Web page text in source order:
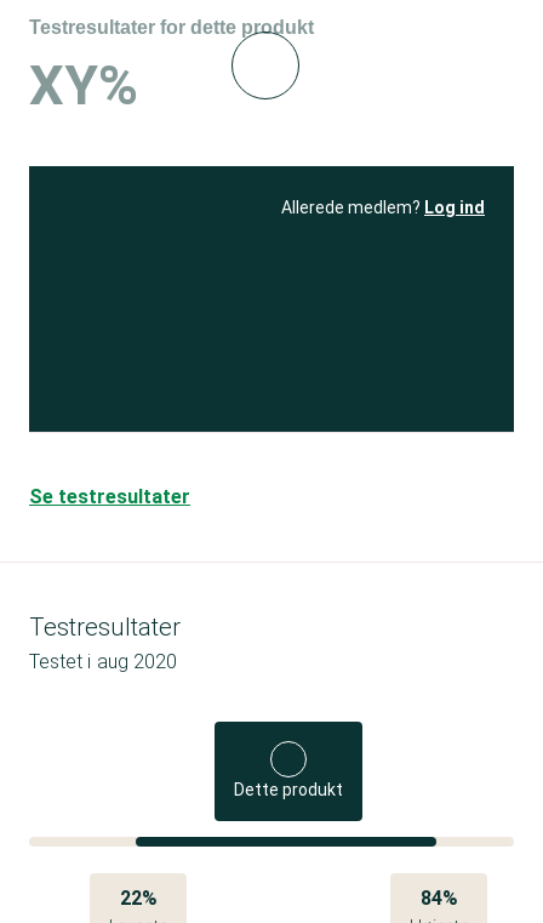
Testresultater for dette produkt
XY%
Allerede medlem? Log ind
Se testresultater
Testresultater
Testet i aug 2020
Dette produkt
22% 84%